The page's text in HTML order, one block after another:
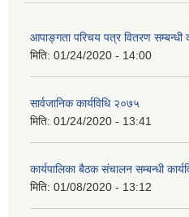
आपाङ्गता परिचय पत्र वितरण सम्बन्धी
मिति: 01/24/2020 - 14:00
सार्वजानिक कार्यविधि २०७५
मिति: 01/24/2020 - 13:41
कार्यपालिका बैठक संचालन सम्बन्धी
मिति: 01/08/2020 - 13:12